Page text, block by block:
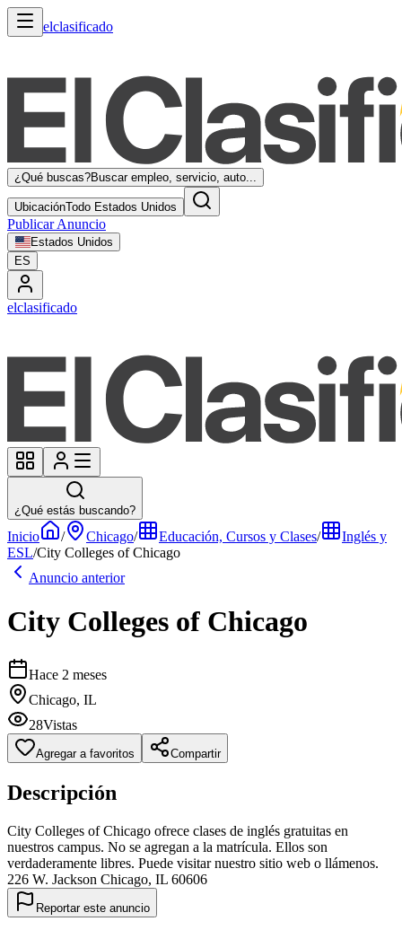
elclasificado
¿Qué buscas?Buscar empleo, servicio, auto...
UbicaciónTodo Estados Unidos
Publicar Anuncio
Estados Unidos
ES
elclasificado
¿Qué estás buscando?
Inicio / Chicago/ Educación, Cursos y Clases/
Inglés y
ESL/City Colleges of Chicago
Anuncio anterior
City Colleges of Chicago
Hace 2 meses
Chicago, IL
28Vistas
Agregar a favoritos Compartir
Descripción
City Colleges of Chicago ofrece clases de inglés gratuitas en
nuestros campus. No se agregan a la matrícula. Ellos son
verdaderamente libres. Puede visitar nuestro sitio web o llámenos.
226 W. Jackson Chicago, IL 60606
Reportar este anuncio